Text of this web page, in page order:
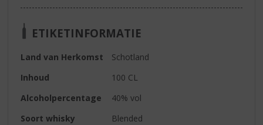
ETIKETINFORMATIE
Land van Herkomst
Schotland
Inhoud
100 CL
Alcoholpercentage
40% vol
Soort whisky
Blended